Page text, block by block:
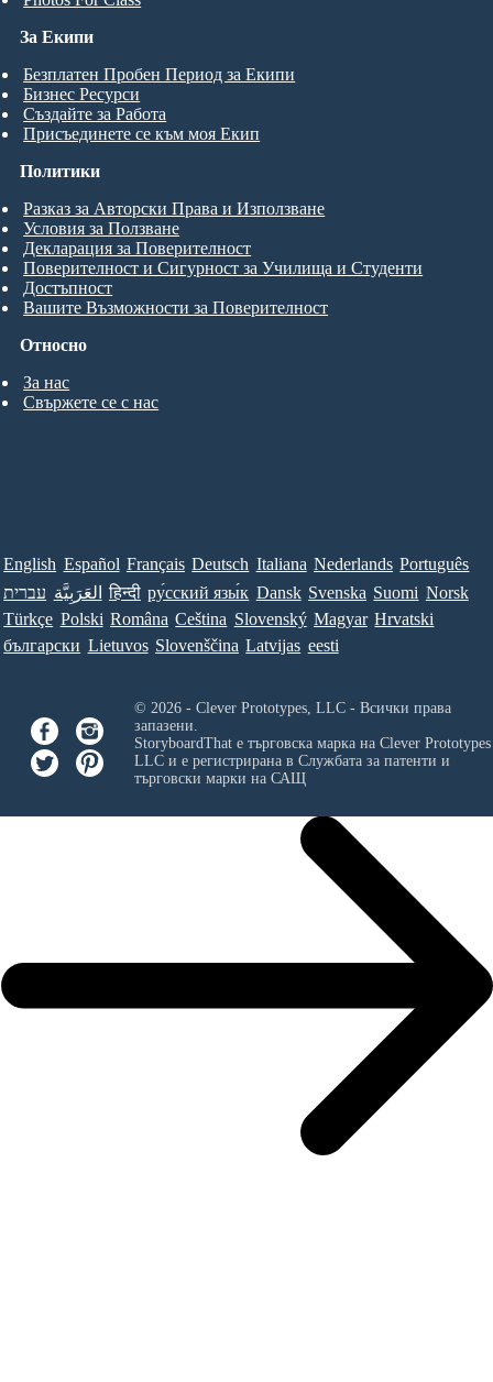
За Екипи
Безплатен Пробен Период за Екипи
Бизнес Ресурси
Създайте за Работа
Присъединете се към моя Екип
Относно
За нас
Свържете се с нас
Политики
Разказ за Авторски Права и Използване
Условия за Ползване
Декларация за Поверителност
Поверителност и Сигурност за Училища и Студенти
Достъпност
Вашите Възможности за Поверителност
English Español Français Deutsch Italiana Nederlands Português
עברית العَرَبِيَّة हिन्दी ру́сский язы́к Dansk Svenska Suomi Norsk
Türkçe Polski Româna Ceština Slovenský Magyar Hrvatski
български Lietuvos Slovenščina Latvijas eesti
© 2026 - Clever Prototypes, LLC - Всички права
запазени.
StoryboardThat е търговска марка на Clever
LLCи е регистрирана в Службата за патенти и
търговски марки на САЩ